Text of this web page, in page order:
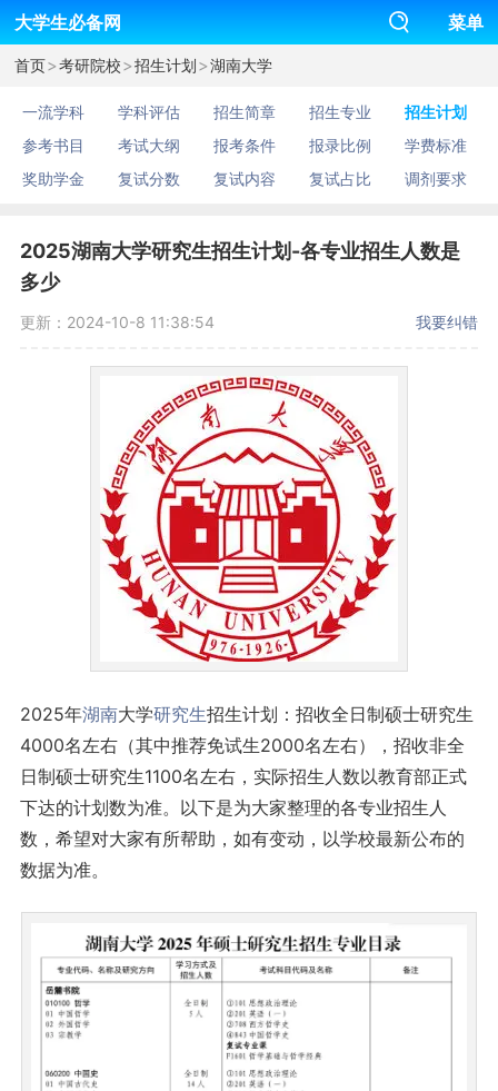
大学生必备网 菜单
首页>考研院校>招生计划>湖南大学
一流学科 学科评估 招生简章 招生专业
招生计划
参考书目
考试大纲 报考条件 报录比例
学费标准
奖助学金
复试分数 复试内容 复试占比 调剂要求
2025湖南大学研究生招生计划-各专业招生人数是
多少
更新：2024-10-8 11:38:54 我要纠错
2025年湖南大学研究生招生计划：招收全日制硕士研究生
4000名左右（其中推荐免试生2000名左右），招收非全
日制硕士研究生1100名左右，实际招生人数以教育部正式
下达的计划数为准。以下是为大家整理的各专业招生人
数，希望对大家有所帮助，如有变动，以学校最新公布的
数据为准。